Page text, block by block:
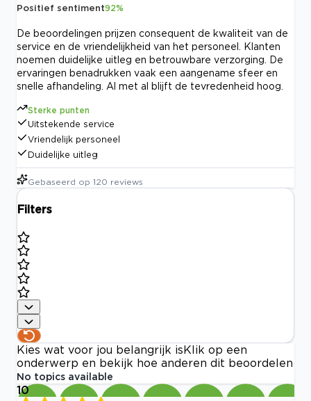
Positief sentiment92%
De beoordelingen prijzen consequent de kwaliteit van de
service en de vriendelijkheid van het personeel. Klanten
noemen duidelijke uitleg en betrouwbare verzorging. De
ervaringen benadrukken vaak een aangename sfeer en
snelle afhandeling. Al met al blijft de tevredenheid hoog.
Sterke punten
Uitstekende service
Vriendelijk personeel
Duidelijke uitleg
Gebaseerd op 120 reviews
Filters
Kies wat voor jou belangrijk is Klik op een
onderwerp en bekijk hoe anderen dit beoordelen
No topics available
10